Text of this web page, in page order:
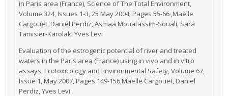
in Paris area (France), Science of The Total Environment,
Volume 324, Issues 1-3, 25 May 2004, Pages 55-66 ,Maëlle
Cargouët, Daniel Perdiz, Asmaa Mouatassim-Souali, Sara
Tamisier-Karolak, Yves Levi
Evaluation of the estrogenic potential of river and treated
waters in the Paris area (France) using in vivo and in vitro
assays, Ecotoxicology and Environmental Safety, Volume 67,
Issue 1, May 2007, Pages 149-156,Maëlle Cargouët, Daniel
Perdiz, Yves Levi